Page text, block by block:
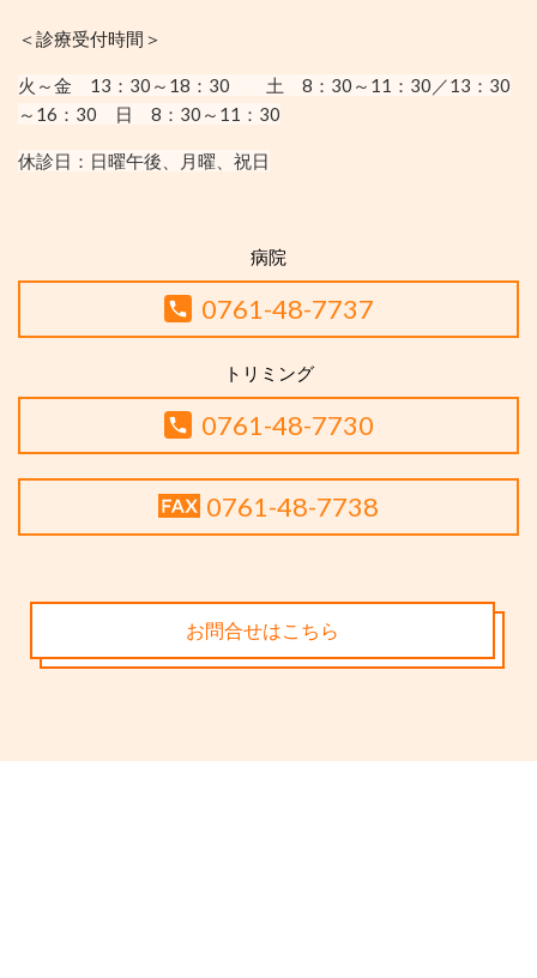
＜診療受付時間＞
火～金 13：30 ～18：30 土 8：30～11：30／13：30
～16：30
日 8：30～11：30
休診日： 日曜午後、月曜、祝日
病院
0761-48-7737
トリミング
0761-48-7730
0761-48-7738
お問合せはこちら